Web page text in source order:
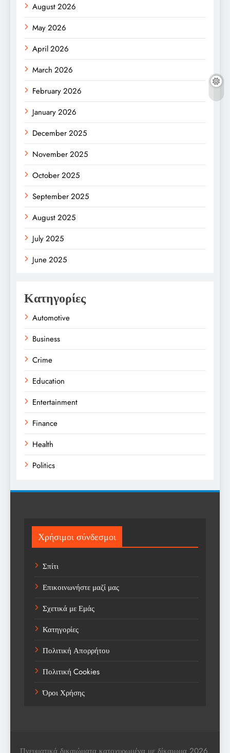
August 2026
May 2026
April 2026
March 2026
February 2026
January 2026
December 2025
November 2025
October 2025
September 2025
August 2025
July 2025
June 2025
Κατηγορίες
Automotive
Business
Crime
Education
Entertainment
Finance
Health
Politics
Sport
Sports
Technology
Trending
Weather
Αγορά
Αγορά Εργασίας
Αγροτικά Νέα
Αεροπορία
Χρήσιμοι σύνδεσμοι
Σπίτι
Επικοινωνήστε μαζί μας
Σχετικά με Εμάς
Κατηγορίες
Πολιτική Απορρήτου
Πολιτική Cookies
Όροι Χρήσης